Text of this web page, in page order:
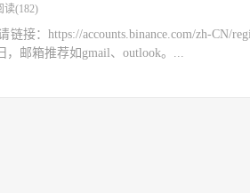
读(182)
接：https://accounts.binance.com/zh-CN/
邮箱推荐如gmail、outlook。...